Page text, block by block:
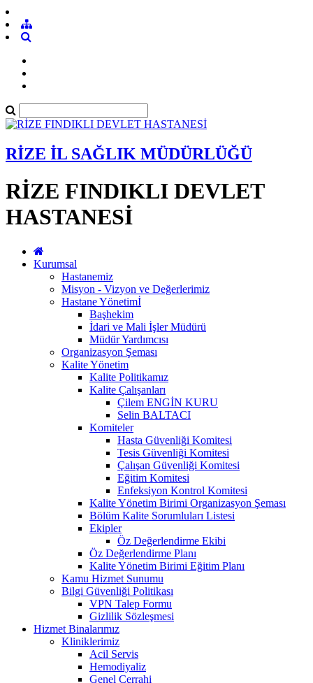
RİZE İL SAĞLIK MÜDÜRLÜĞÜ
RİZE FINDIKLI DEVLET
HASTANESİ
Kurumsal
Hastanemiz
Misyon - Vizyon ve Değerlerimiz
Hastane Yönetimİ
Başhekim
İdari ve Mali İşler Müdürü
Müdür Yardımcısı
Organizasyon Şeması
Kalite Yönetim
Kalite Politikamız
Kalite Çalışanları
Çilem ENGİN KURU
Selin BALTACI
Komiteler
Hasta Güvenliği Komitesi
Tesis Güvenliği Komitesi
Çalışan Güvenliği Komitesi
Eğitim Komitesi
Enfeksiyon Kontrol Komitesi
Kalite Yönetim Birimi Organizasyon Şeması
Bölüm Kalite Sorumluları Listesi
Ekipler
Öz Değerlendirme Ekibi
Öz Değerlendirme Planı
Kalite Yönetim Birimi Eğitim Planı
Kamu Hizmet Sunumu
Bilgi Güvenliği Politikası
VPN Talep Formu
Gizlilik Sözleşmesi
Hizmet Binalarımız
Kliniklerimiz
Acil Servis
Hemodiyaliz
Genel Cerrahi